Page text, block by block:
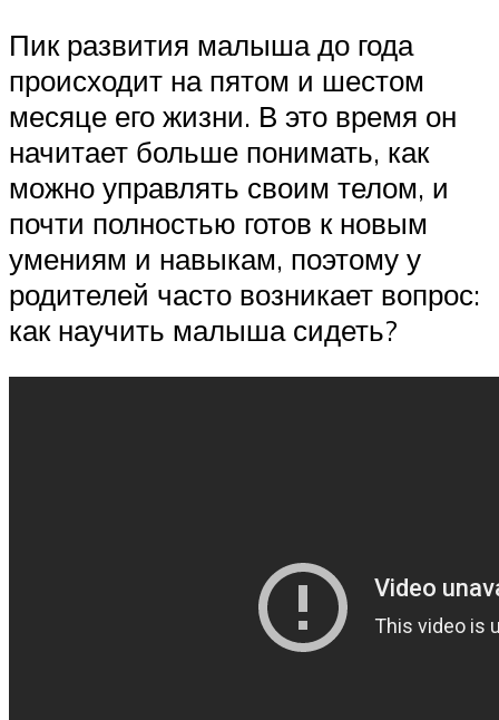
Пик развития малыша до года
происходит на пятом и шестом
месяце его жизни. В это время он
начитает больше понимать, как
можно управлять своим телом, и
почти полностью готов к новым
умениям и навыкам, поэтому у
родителей часто возникает вопрос:
как научить малыша сидеть?